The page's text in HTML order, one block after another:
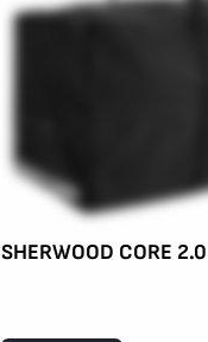
SHERWOOD CORE